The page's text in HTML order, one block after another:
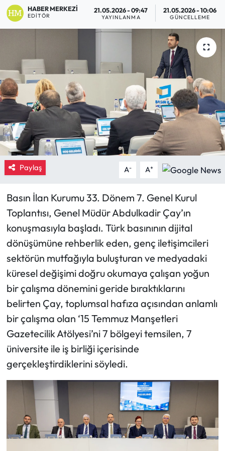
HABER MERKEZI
EDITÖR
21.05.2026 - 09:47
YAYINLANMA
21.05.2026 - 10:06
GÜNCELLEME
Paylaş A- A+
Basın İlan Kurumu 33. Dönem 7. Genel Kurul
Toplantısı, Genel Müdür Abdulkadir Çay’ın
konuşmasıyla başladı. Türk basınının dijital
dönüşümüne rehberlik eden, genç iletişimcileri
sektörün mutfağıyla buluşturan ve medyadaki
küresel değişimi doğru okumaya çalışan yoğun
bir çalışma dönemini geride bıraktıklarını
belirten Çay, toplumsal hafıza açısından anlamlı
bir çalışma olan ‘15 Temmuz Manşetleri
Gazetecilik Atölyesi’ni 7 bölgeyi temsilen, 7
üniversite ile iş birliği içerisinde
gerçekleştirdiklerini söyledi.
Eğitim
Güncel
İskilip Haberleri
Kargı Haberleri
Kimdir?
Kültür Sanat
Laçin Haberleri
Magazin
Mecitözü Haberleri
Oğuzlar Haberleri
Ortaköy Haberleri
Osmancık Haberleri
Otomotiv
Resmi Reklam
Sağlık